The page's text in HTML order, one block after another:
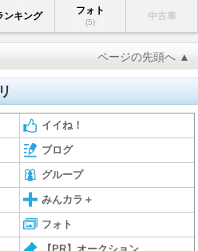
ンキング フォト
(5)
中古車
ページの先頭へ ▲
イイね！
ブログ
グループ
みんカラ＋
フォト